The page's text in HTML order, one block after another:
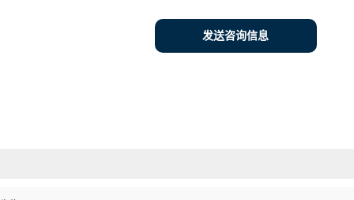
发送咨询信息